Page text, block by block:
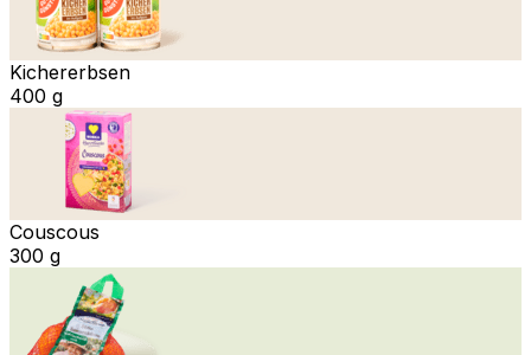
Kichererbsen
400 g
Couscous
300 g